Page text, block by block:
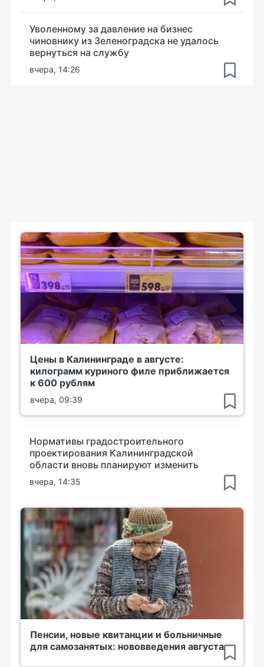
Уволенному за давление на бизнес
чиновнику из Зеленоградска не удалось
вернуться на службу
вчера, 14:26
Цены в Калининграде в августе:
килограмм куриного филе приближается
к 600 рублям
вчера, 09:39
Нормативы градостроительного
проектирования Калининградской
области вновь планируют изменить
вчера, 14:35
Пенсии, новые квитанции и больничные
для самозанятых: нововведения августа